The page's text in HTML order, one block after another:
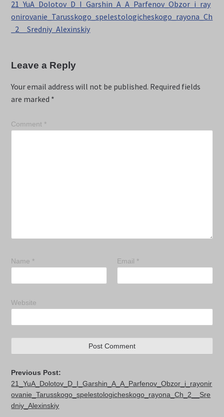
21_YuA_Dolotov_D_I_Garshin_A_A_Parfenov_Obzor_i_ray
onirovanie_Tarusskogo_spelestologicheskogo_rayona_Ch
_2__Sredniy_Alexinskiy
Leave a Reply
Your email address will not be published. Required fields
are marked *
Comment *
Name * Email *
Website
Previous Post:
21_YuA_Dolotov_D_I_Garshin_A_A_Parfenov_Obzor_i_rayonir
ovanie_Tarusskogo_spelestologicheskogo_rayona_Ch_2__Sre
dniy_Alexinskiy